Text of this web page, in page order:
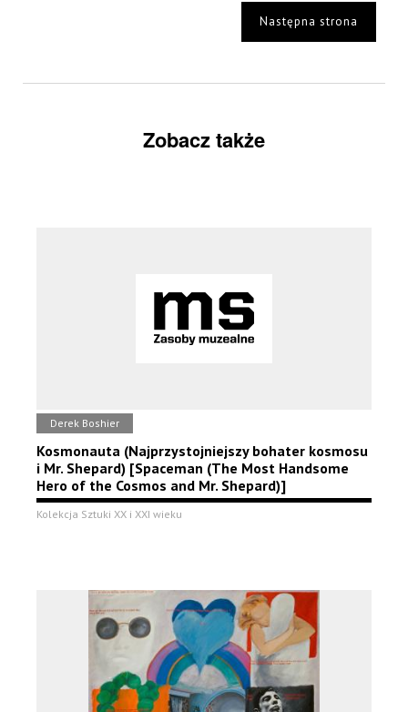
Następna strona
Zobacz także
Derek Boshier
Kosmonauta (Najprzystojniejszy bohater kosmosu
i Mr. Shepard) [Spaceman (The Most Handsome
Hero of the Cosmos and Mr. Shepard)]
Kolekcja Sztuki XX i XXI wieku